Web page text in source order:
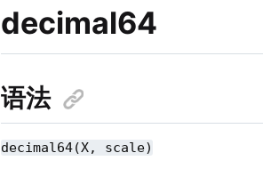
decimal64
语法
decimal64(X, scale)